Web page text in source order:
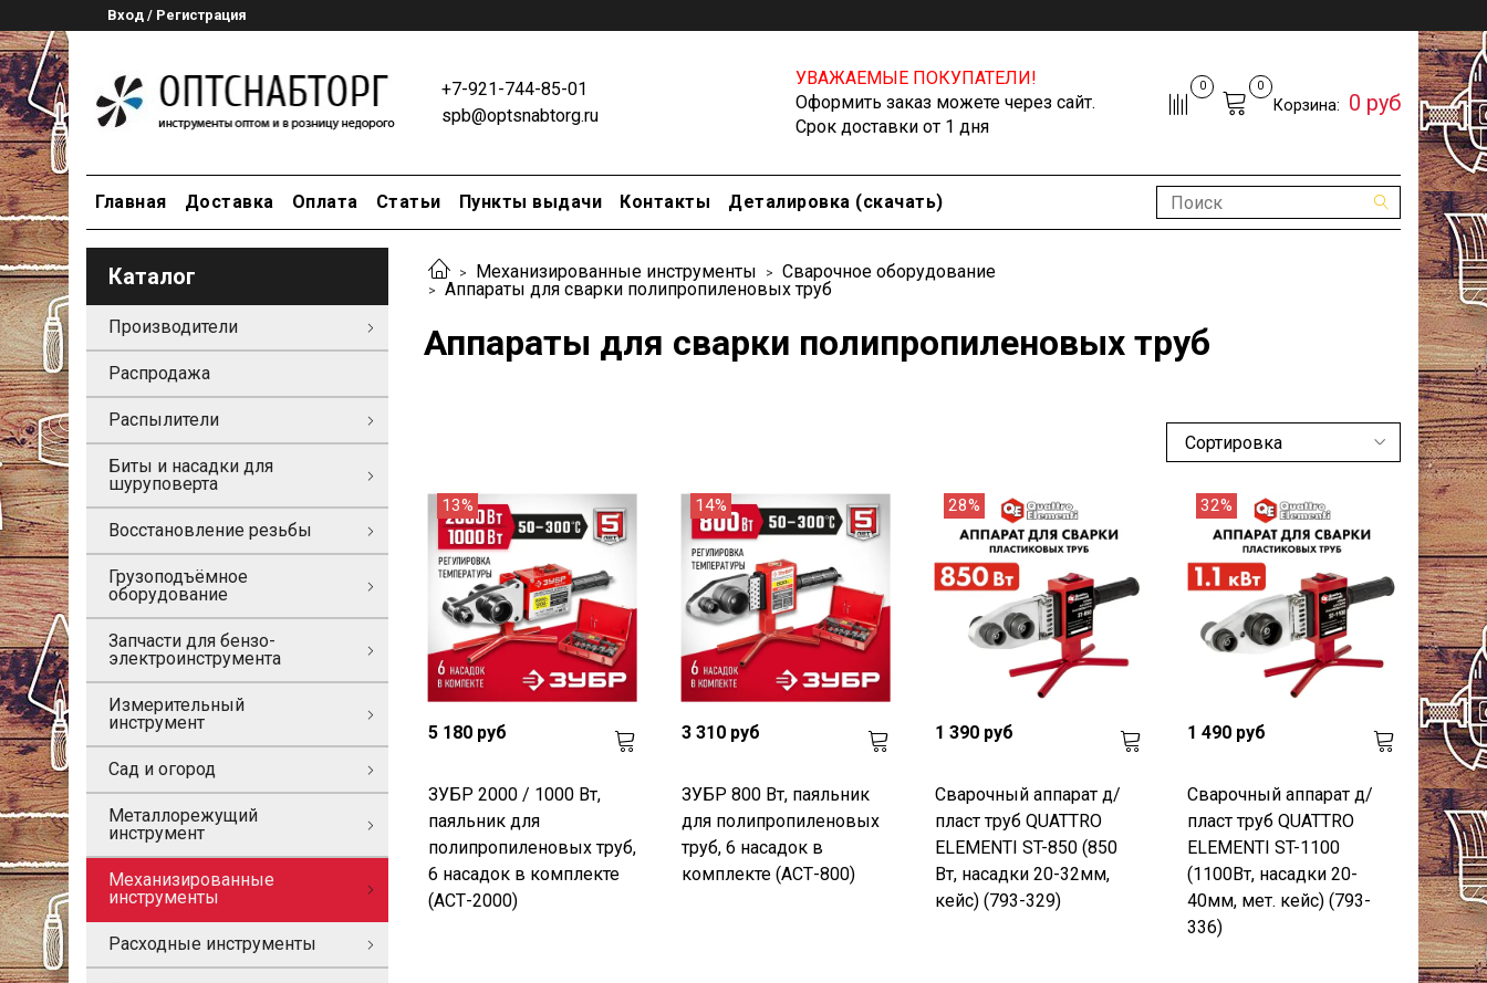
Вход / Регистрация
+7-921-744-85-01
spb@optsnabtorg.ru
УВАЖАЕМЫЕ ПОКУПАТЕЛИ!
Оформить заказ можете через сайт.
Срок доставки от 1 дня
0 0
Корзина: 0 руб
Главная Доставка Оплата Статьи Пункты выдачи Контакты Деталировка (скачать)
Механизированные инструменты
Сварочное оборудование
Аппараты для сварки полипропиленовых труб
Аппараты для сварки полипропиленовых труб
13%
5 180 руб
ЗУБР 2000 / 1000 Вт,
паяльник для
полипропиленовых труб,
6 насадок в комплекте
(АСТ-2000)
14%
3 310 руб
ЗУБР 800 Вт, паяльник
для полипропиленовых
труб, 6 насадок в
комплекте (АСТ-800)
28%
1 390 руб
Сварочный аппарат д/
пласт труб QUATTRO
ELEMENTI ST-850 (850
Вт, насадки 20-32мм,
кейс) (793-329)
32%
1 490 руб
Сварочный аппарат д/
пласт труб QUATTRO
ELEMENTI ST-1100
(1100Вт, насадки 20-
40мм, мет. кейc) (793-
336)
Каталог
Производители
Распродажа
Распылители
Биты и насадки для
шуруповерта
Восстановление резьбы
Грузоподъёмное
оборудование
Запчасти для бензо-
электроинструмента
Измерительный
инструмент
Сад и огород
Металлорежущий
инструмент
Механизированные
инструменты
Расходные инструменты